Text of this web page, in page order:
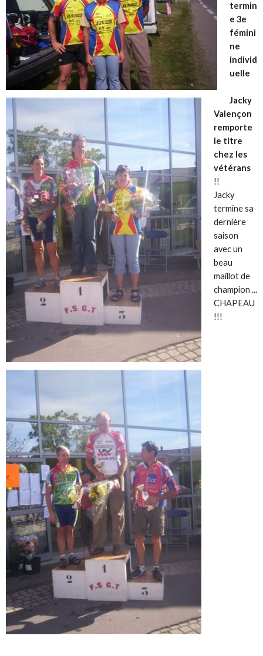
termin
e 3e
fémini
ne
individ
uelle
Jacky
Valençon
remporte
le titre
chez les
vétérans
!!
Jacky
termine sa
dernière
saison
avec un
beau
maillot de
champion ...
CHAPEAU
!!!